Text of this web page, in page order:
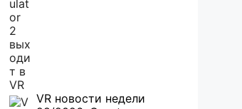
VR новости недели